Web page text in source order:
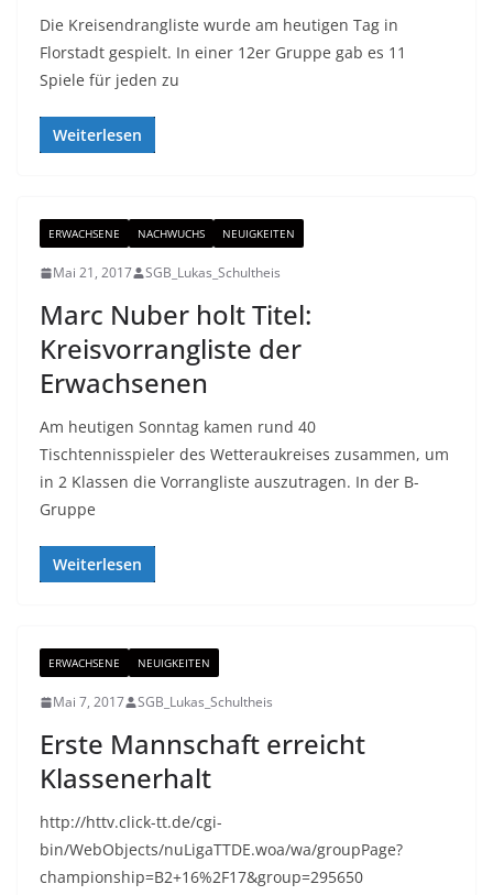
Die Kreisendrangliste wurde am heutigen Tag in
Florstadt gespielt. In einer 12er Gruppe gab es 11
Spiele für jeden zu
Weiterlesen
ERWACHSENE NACHWUCHS NEUIGKEITEN
Mai 21, 2017 SGB_Lukas_Schultheis
Marc Nuber holt Titel:
Kreisvorrangliste der
Erwachsenen
Am heutigen Sonntag kamen rund 40
Tischtennisspieler des Wetteraukreises zusammen, um
in 2 Klassen die Vorrangliste auszutragen. In der B-
Gruppe
Weiterlesen
ERWACHSENE NEUIGKEITEN
Mai 7, 2017 SGB_Lukas_Schultheis
Erste Mannschaft erreicht
Klassenerhalt
http://httv.click-tt.de/cgi-
bin/WebObjects/nuLigaTTDE.woa/wa/groupPage?
championship=B2+16%2F17&group=295650